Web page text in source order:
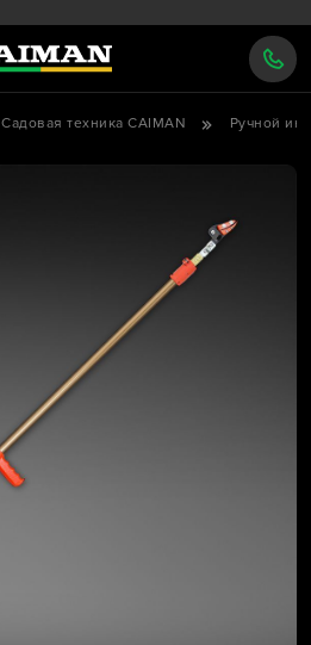
Садовая техника CAIMAN Ручной